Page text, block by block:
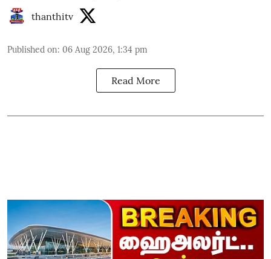
thanthitv
Published on: 06 Aug 2026, 1:34 pm
Read More